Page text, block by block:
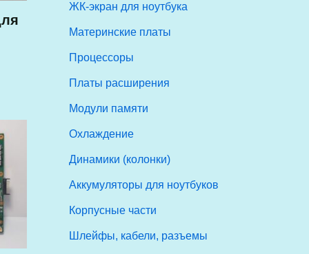
ЖК-экран для ноутбука
Материнские платы
Процессоры
Платы расширения
Модули памяти
Охлаждение
Динамики (колонки)
Аккумуляторы для ноутбуков
Корпусные части
Шлейфы, кабели, разъемы